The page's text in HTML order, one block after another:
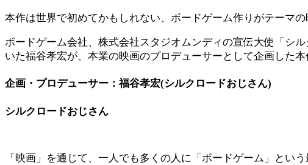
本作は世界で初めてかもしれない、ボードゲーム作りがテーマの
ボードゲーム会社、株式会社スタジオムンディの宣伝大使「シ
いた福谷孝宏が、本業の映画のプロデューサーとして企画した
企画・プロデューサー：福谷孝宏(シルクロードおじさん)
シルクロードおじさん
「映画」を通じて、一人でも多くの人に「ボードゲーム」とい